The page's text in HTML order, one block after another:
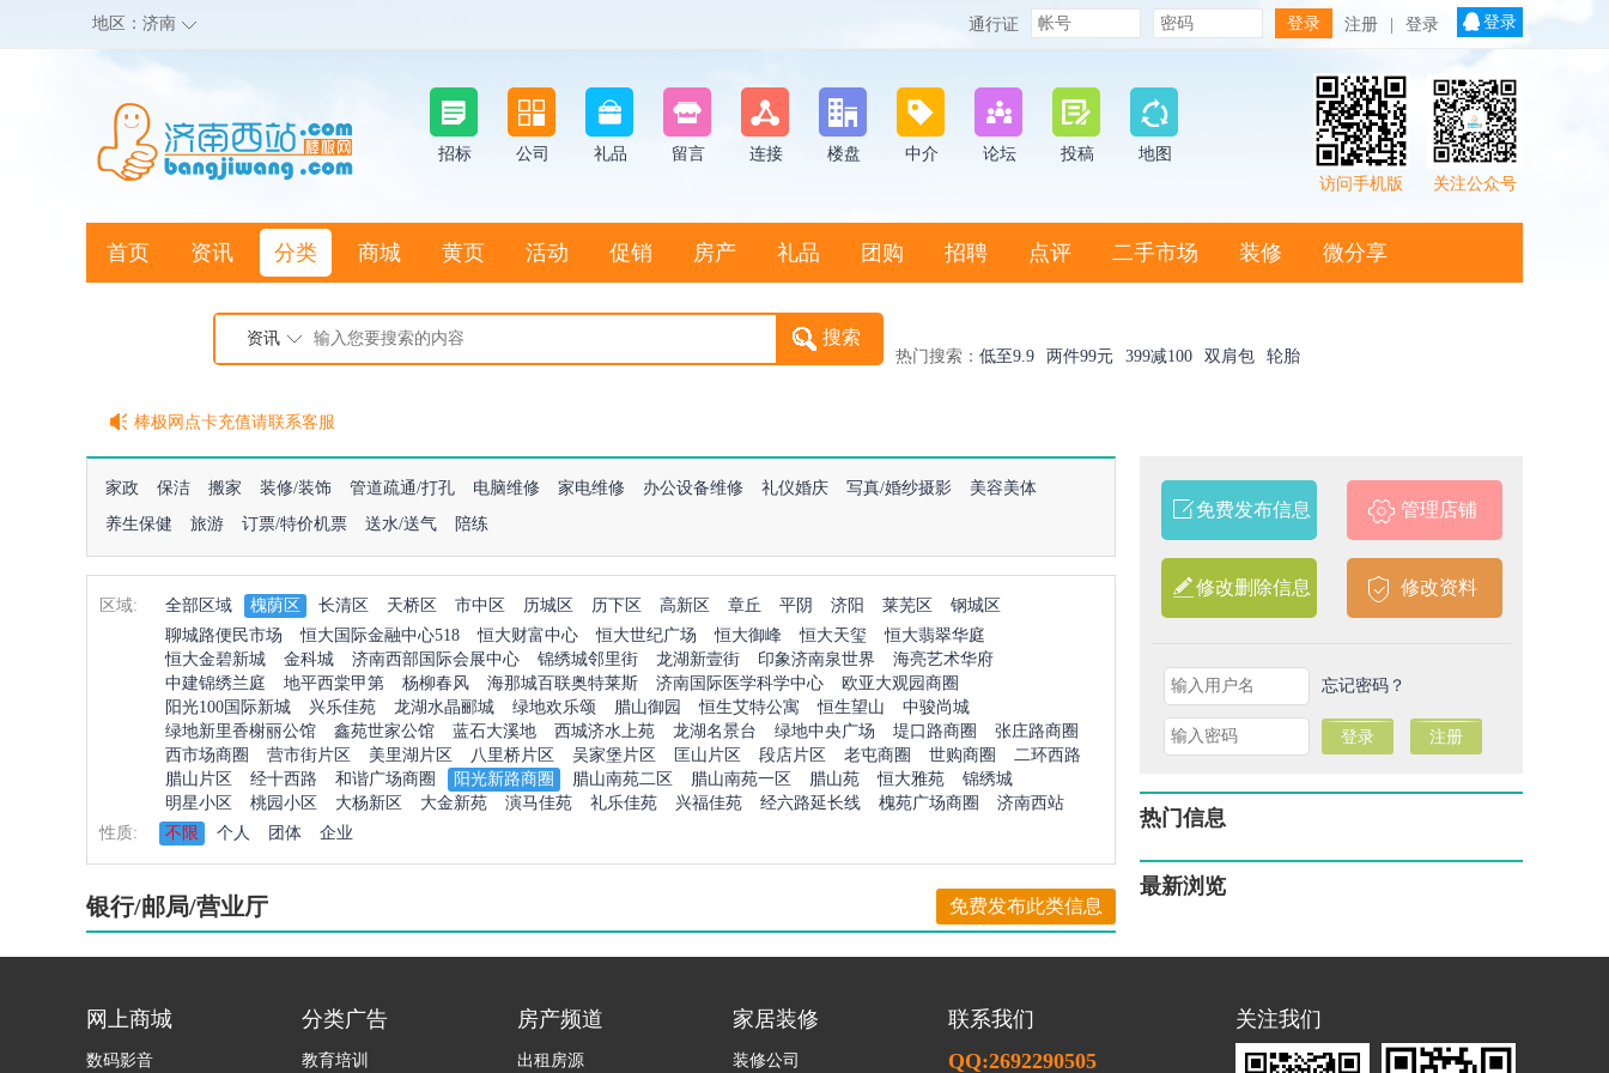
地区： 济南 通行证 注册 登录 登录
招标 公司 礼品 留言 连接 楼盘 中介 论坛 投稿
地图
关注公众号
访问手机版
首页 资讯 分类 商城 黄页 活动 促销 房产 礼品 团购 招聘 点评 二手市场 装修 微分享
资讯
热门搜索： 低至9.9 两件99元 399减100 双肩包 轮胎
棒极网点卡充值请联系客服
客服QQ:2692290505
充100送20
家政 保洁 搬家 装修/装饰 管道疏通/打孔 电脑维修 家电维修 办公设备维修 礼仪婚庆 写真/婚纱摄影
美容美体
养生保健
旅游 订票/特价机票 送水/送气 陪练
区域: 全部区域 槐荫区 长清区 天桥区 市中区 历城区 历下区 高新区 章丘 平阴 济阳 莱芜区
钢城区
聊城路便民市场
恒大国际金融中心518 恒大财富中心 恒大世纪广场 恒大御峰 恒大天玺
恒大翡翠华庭
恒大金碧新城
金科城 济南西部国际会展中心 锦绣城邻里街 龙湖新壹街 印象济南泉世界
海亮艺术华府
中建锦绣兰庭
地平西棠甲第 杨柳春风 海那城百联奥特莱斯 济南国际医学科学中心
欧亚大观园商圈
阳光100国际新城
兴乐佳苑 龙湖水晶郦城 绿地欢乐颂 腊山御园 恒生艾特公寓 恒生望山
中骏尚城
绿地新里香榭丽公馆
鑫苑世家公馆 蓝石大溪地 西城济水上苑 龙湖名景台 绿地中央广场 堤口路商圈
张庄路商圈
西市场商圈
营市街片区 美里湖片区 八里桥片区 吴家堡片区 匡山片区 段店片区 老屯商圈 世购商圈
二环西路
腊山片区
经十西路 和谐广场商圈 阳光新路商圈 腊山南苑二区 腊山南苑一区 腊山苑 恒大雅苑
锦绣城
明星小区
桃园小区 大杨新区 大金新苑 演马佳苑 礼乐佳苑 兴福佳苑 经六路延长线 槐苑广场商圈
济南西站
性质:
不限 个人 团体 企业
银行/邮局/营业厅 免费发布此类信息
免费发布信息 管理店铺
修改删除信息 修改资料
忘记密码？
热门信息
最新浏览
网上商城
数码影音
分类广告
教育培训
房产频道
出租房源
家居装修
装修公司
联系我们
QQ:2692290505
关注我们